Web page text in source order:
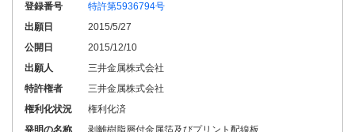
登録番号
特許第5936794号
出願日
2015/5/27
公開日
2015/12/10
出願人
三井金属株式会社
特許権者
三井金属株式会社
権利化状況
権利化済
発明の名称
剥離樹脂層付金属箔及びプリント配線板